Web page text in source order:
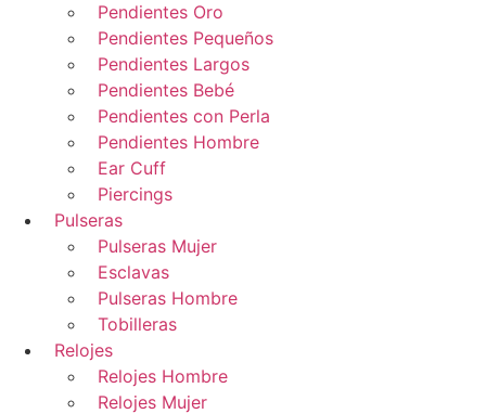
Pendientes Oro
Pendientes Pequeños
Pendientes Largos
Pendientes Bebé
Pendientes con Perla
Pendientes Hombre
Ear Cuff
Piercings
Pulseras
Pulseras Mujer
Esclavas
Pulseras Hombre
Tobilleras
Relojes
Relojes Hombre
Relojes Mujer